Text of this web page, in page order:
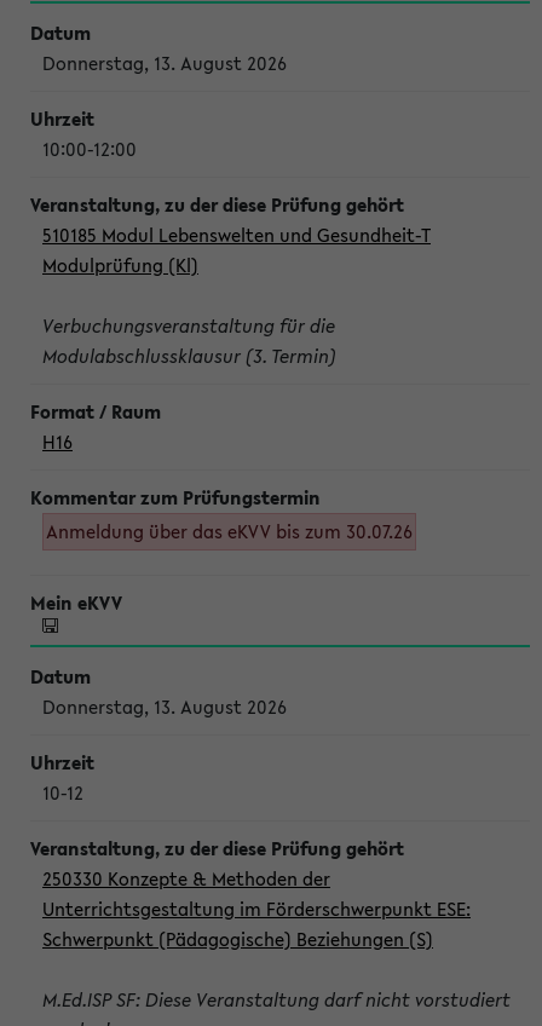
Donnerstag, 13. August 2026
10:00-12:00
510185 Modul Lebenswelten und Gesundheit-T
Modulprüfung (Kl)
Verbuchungsveranstaltung für die
Modulabschlussklausur (3. Termin)
H16
Anmeldung über das eKVV bis zum 30.07.26
Donnerstag, 13. August 2026
10-12
250330 Konzepte & Methoden der
Unterrichtsgestaltung im Förderschwerpunkt ESE:
Schwerpunkt (Pädagogische) Beziehungen (S)
M.Ed.ISP SF: Diese Veranstaltung darf nicht vorstudiert